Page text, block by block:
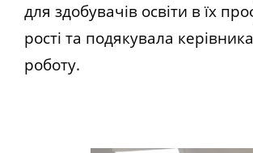
для здобувачів освіти в їх
рості та подякувала
роботу.